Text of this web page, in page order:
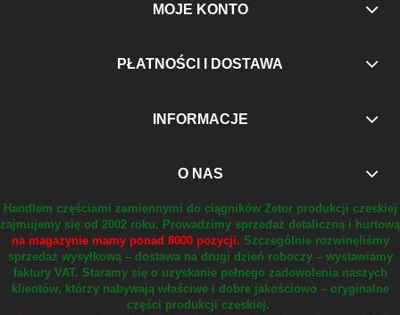
MOJE KONTO
PŁATNOŚCI I DOSTAWA
INFORMACJE
O NAS
Handlem częściami zamiennymi do ciągników Zetor produkcji czeskiej
zajmujemy się od 2002 roku. Prowadzimy sprzedaż detaliczną i hurtową
na magazynie mamy ponad 8000 pozycji. Szczególnie rozwinęliśmy
sprzedaż wysyłkową – dostawa na drugi dzień roboczy – wystawiamy
faktury VAT. Staramy się o uzyskanie pełnego zadowolenia naszych
klientów, którzy nabywają właściwe i dobre jakościowo – oryginalne
części produkcji czeskiej.